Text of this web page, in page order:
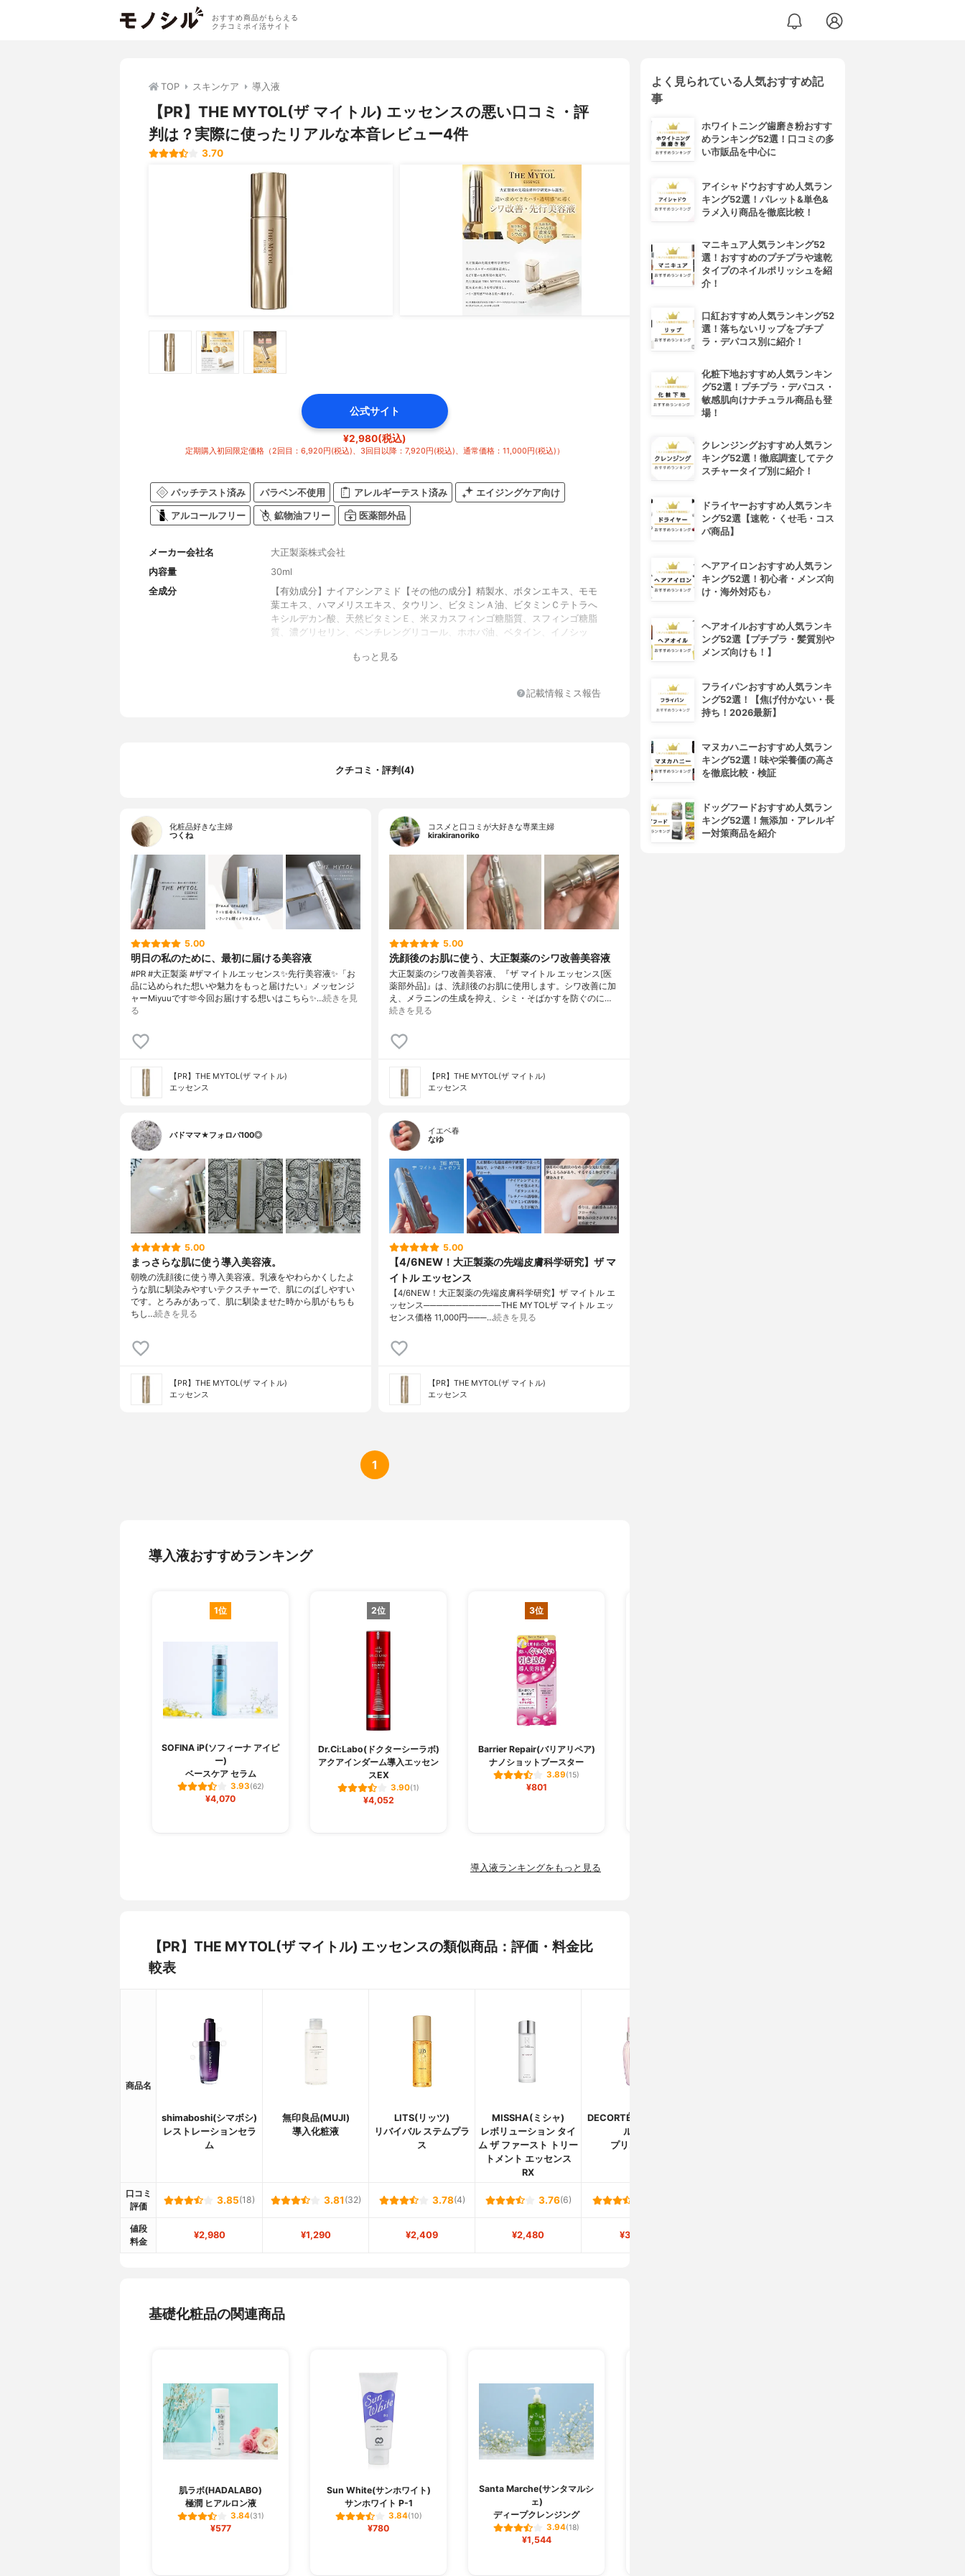
おすすめ商品がもらえる
クチコミポイ活サイト
TOP スキンケア 導入液
【PR】THE MYTOL(ザ マイトル) エッセンスの悪い口コミ・評
判は？実際に使ったリアルな本音レビュー4件
3.70
公式サイト
¥2,980(税込)
定期購入初回限定価格（2回目：6,920円(税込)、3回目以降：7,920円(税込)、通常価格：11,000円(税込)）
パッチテスト済み パラベン不使用 アレルギーテスト済み エイジングケア向け
アルコールフリー 鉱物油フリー 医薬部外品
メーカー会社名
大正製薬株式会社
内容量
30ml
全成分
【有効成分】ナイアシンアミド【その他の成分】精製水、ボタンエキス、モモ
葉エキス、ハマメリスエキス、タウリン、ビタミンＡ油、ビタミンＣテトラへ
キシルデカン酸、天然ビタミンＥ、米ヌカスフィンゴ糖脂質、スフィンゴ糖脂
質、濃グリセリン、ペンチレングリコール、ホホバ油、ベタイン、イノシッ
ソステアリン酸、キサンタンガム、カルボキシビニルポリマー、水添大豆リゾ
ソステアリン酸ポリグリセリル、イソステアリン酸ＰＯＥグリセリル、ＰＯＥ
水添ヒマシ油、水酸化Ｋ、クエン酸、クエン酸Ｎａ、香料、フェノキシエタノ
もっと見る
記載情報ミス報告
クチコミ・評判(4)
化粧品好きな主婦
つくね
5.00
明日の私のために、最初に届ける美容液
#PR #大正製薬 #ザマイトルエッセンス✨先行美容液✨「お
品に込められた想いや魅力をもっと届けたい」メッセンジ
ャーMiyuuです🫶今回お届けする想いはこちら✨…続きを見
る
【PR】THE MYTOL(ザ マイトル)
エッセンス
コスメと口コミが大好きな専業主婦
kirakiranoriko
5.00
洗顔後のお肌に使う、大正製薬のシワ改善美容液
大正製薬のシワ改善美容液、『ザ マイトル エッセンス[医
薬部外品]』は、洗顔後のお肌に使用します。シワ改善に加
え、メラニンの生成を抑え、シミ・そばかすを防ぐのに…
続きを見る
【PR】THE MYTOL(ザ マイトル)
エッセンス
バドママ★フォロバ100◎
5.00
まっさらな肌に使う導入美容液。
朝晩の洗顔後に使う導入美容液。乳液をやわらかくしたよ
うな肌に馴染みやすいテクスチャーで、肌にのばしやすい
です。とろみがあって、肌に馴染ませた時から肌がもちも
ちし…続きを見る
【PR】THE MYTOL(ザ マイトル)
エッセンス
イエベ春
なゆ
5.00
【4/6NEW！大正製薬の先端皮膚科学研究】ザ マ
イトル エッセンス
【4/6NEW！大正製薬の先端皮膚科学研究】ザ マイトル エ
ッセンス────────────THE MYTOLザ マイトル エッ
センス価格 11,000円───…続きを見る
【PR】THE MYTOL(ザ マイトル)
エッセンス
1
導入液おすすめランキング
1位
SOFINA iP(ソフィーナ アイピ
ー)
ベースケア セラム
3.93(62)
¥4,070
2位
Dr.Ci:Labo(ドクターシーラボ)
アクアインダーム導入エッセン
スEX
3.90(1)
¥4,052
3位
Barrier Repair(バリアリペア)
ナノショットブースター
3.89(15)
¥801
導入液ランキングをもっと見る
【PR】THE MYTOL(ザ マイトル) エッセンスの類似商品：評価・料金比
較表
商品名
shimaboshi(シマボシ)
レストレーションセラ
ム
無印良品(MUJI)
導入化粧液
LITS(リッツ)
リバイバル ステムプラ
ス
MISSHA(ミシャ)
レボリューション タイ
ム ザ ファースト トリー
トメント エッセンス
RX
DECORTÉ(コスメデコ
ルテ)
プリム ラテ
口コミ
評価
3.85(18) 3.81 (32) 3.78(4) 3.76(6)
値段
料金
¥2,980 ¥1,290 ¥2,409 ¥2,480 ¥3,100
基礎化粧品の関連商品
肌ラボ(HADALABO)
極潤 ヒアルロン液
3.84(31)
¥577
Sun White(サンホワイト)
サンホワイト P-1
3.84(10)
¥780
Santa Marche(サンタマルシ
ェ)
ディープクレンジング
3.94(18)
¥1,544
よく見られている人気おすすめ記
事
ホワイトニング歯磨き粉おすす
めランキング52選！口コミの多
い市販品を中心に
アイシャドウおすすめ人気ラン
キング52選！パレット&単色&
ラメ入り商品を徹底比較！
マニキュア人気ランキング52
選！おすすめのプチプラや速乾
タイプのネイルポリッシュを紹
介！
口紅おすすめ人気ランキング52
選！落ちないリップをプチプ
ラ・デパコス別に紹介！
化粧下地おすすめ人気ランキン
グ52選！プチプラ・デパコス・
敏感肌向けナチュラル商品も登
場！
クレンジングおすすめ人気ラン
キング52選！徹底調査してテク
スチャータイプ別に紹介！
ドライヤーおすすめ人気ランキ
ング52選【速乾・くせ毛・コス
パ商品】
ヘアアイロンおすすめ人気ラン
キング52選！初心者・メンズ向
け・海外対応も♪
ヘアオイルおすすめ人気ランキ
ング52選【プチプラ・髪質別や
メンズ向けも！】
フライパンおすすめ人気ランキ
ング52選！【焦げ付かない・長
持ち！2026最新】
マヌカハニーおすすめ人気ラン
キング52選！味や栄養価の高さ
を徹底比較・検証
ドッグフードおすすめ人気ラン
キング52選！無添加・アレルギ
ー対策商品を紹介